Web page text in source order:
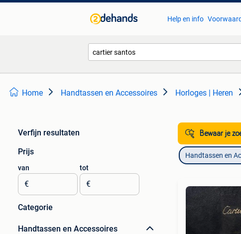
Help en info
Home Handtassen en Accessoires Horloges | Heren
Verfijn resultaten
Prijs
van
€
tot
€
Categorie
Handtassen en Accessoires
Bewaar je
Handtassen en